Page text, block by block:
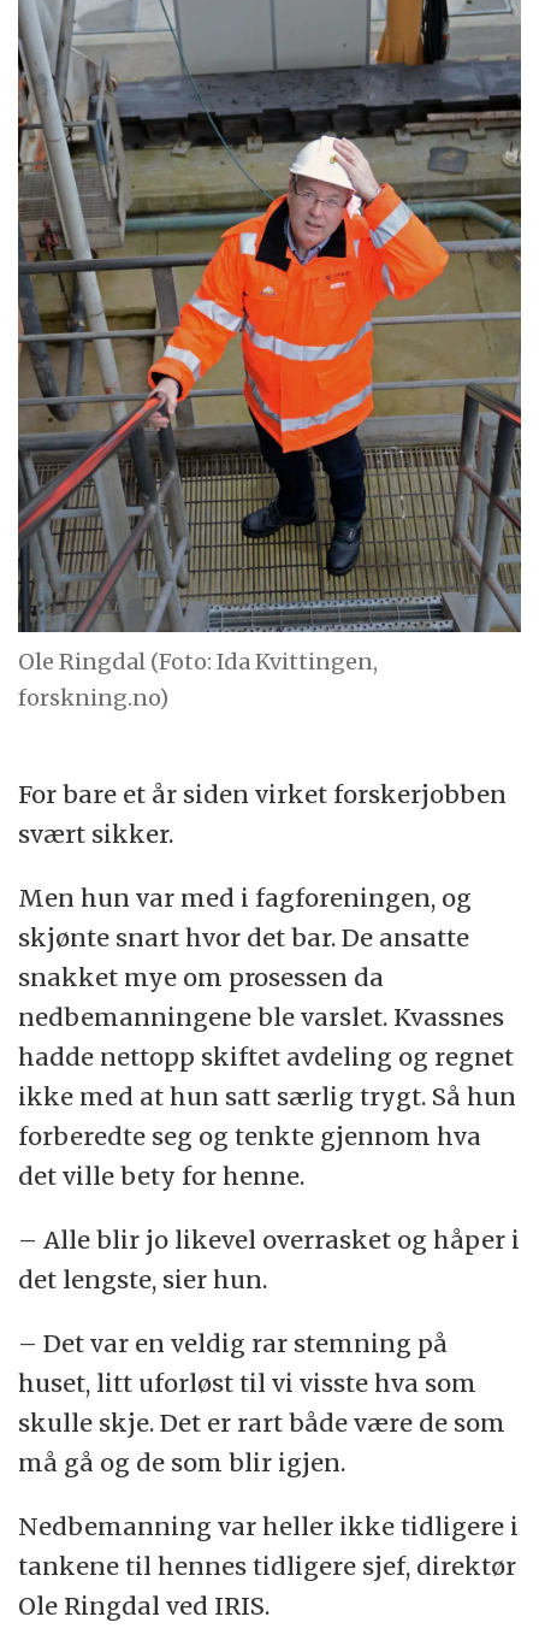
Ole Ringdal (Foto: Ida Kvittingen,
forskning.no)
For bare et år siden virket forskerjobben
svært sikker.
Men hun var med i fagforeningen, og
skjønte snart hvor det bar. De ansatte
snakket mye om prosessen da
nedbemanningene ble varslet. Kvassnes
hadde nettopp skiftet avdeling og regnet
ikke med at hun satt særlig trygt. Så hun
forberedte seg og tenkte gjennom hva
det ville bety for henne.
– Alle blir jo likevel overrasket og håper i
det lengste, sier hun.
– Det var en veldig rar stemning på
huset, litt uforløst til vi visste hva som
skulle skje. Det er rart både være de som
må gå og de som blir igjen.
Nedbemanning var heller ikke tidligere i
tankene til hennes tidligere sjef, direktør
Ole Ringdal ved IRIS.